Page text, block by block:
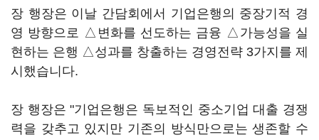
장 행장은 이날 간담회에서 기업은행의 중장기적 경
영 방향으로 △변화를 선도하는 금융 △가능성을 실
현하는 은행 △성과를 창출하는 경영전략 3가지를 제
시했습니다.
장 행장은 "기업은행은 독보적인 중소기업 대출 경쟁
력을 갖추고 있지만 기존의 방식만으로는 생존할 수